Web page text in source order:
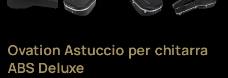
Ovation Astuccio per chitarra
ABS Deluxe